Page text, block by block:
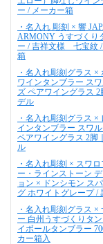
ー / メーカー箱
・名入れ 彫刻 × 響
ARMONY うすづくり
ー / 吉祥文様 七宝紋 /
箱
・名入れ彫刻グラス ×
ワインタンブラー ス
ズ ペアワイングラス 2
デル
・名入れ彫刻グラス ×
インタンブラー スワ
ペアワイングラス 2脚
ル
・名入れ彫刻 × スワ
ー・ラインストーン
ョン × ドンシモン ス
グ ホワイトグレープ /
・名入れ彫刻グラス ×
ー 白州うすづくりタ
イボールタンブラー
カー箱入